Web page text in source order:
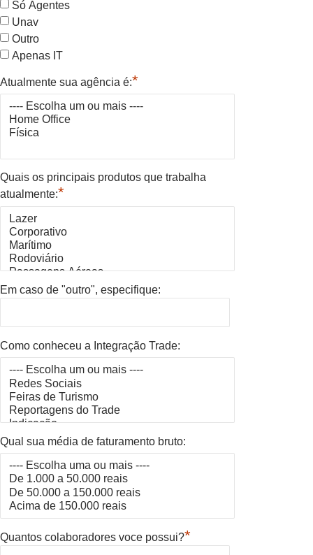
Só Agentes
Unav
Outro
Apenas IT
Atualmente sua agência é:*
Quais os principais produtos que trabalha
atualmente:*
Em caso de "outro", especifique:
Como conheceu a Integração Trade:
Qual sua média de faturamento bruto:
Quantos colaboradores voce possui?*